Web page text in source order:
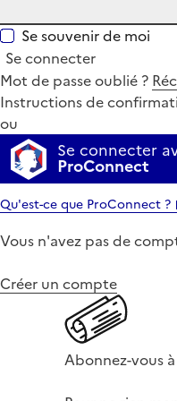
Se souvenir de moi
Se connecter
Mot de passe oublié ?
Instructions de
ou
Se connecter
ProConnect
Qu'est-ce que ProConnect ?
Vous n'avez pas de
Créer un compte
Abonnez-vous